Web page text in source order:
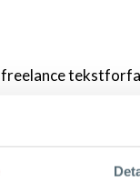
hjemmeside. Altid